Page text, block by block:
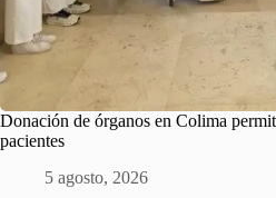
Donación de órganos en Colima
pacientes
5 agosto, 2026